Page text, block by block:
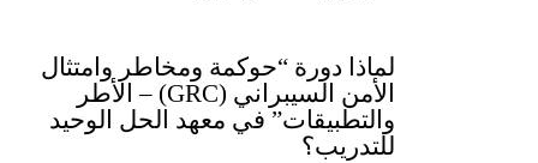
لماذا دورة “حوكمة ومخاطر وامتثال
الأمن السيبراني (GRC) –
الأطر
والتطبيقات” في معهد الحل الوحيد
للتدريب؟